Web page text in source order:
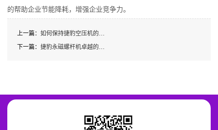
的帮助企业节能降耗，增强企业竞争力。
上一篇： 如何保持捷豹空压机的良好使用
下一篇： 捷豹永磁螺杆机卓越的冷却系统